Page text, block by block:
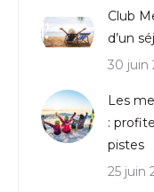
Club
d’un
30 juin
Les
:
pistes
25 juin